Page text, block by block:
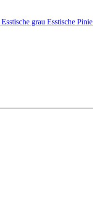
Esstische grau Esstische Pinie